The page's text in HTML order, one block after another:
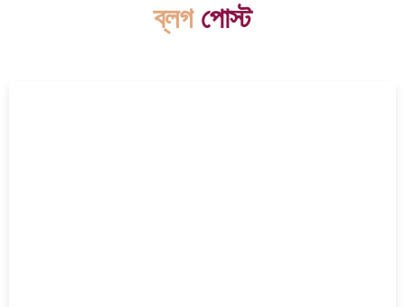
ব্লগ পোস্ট